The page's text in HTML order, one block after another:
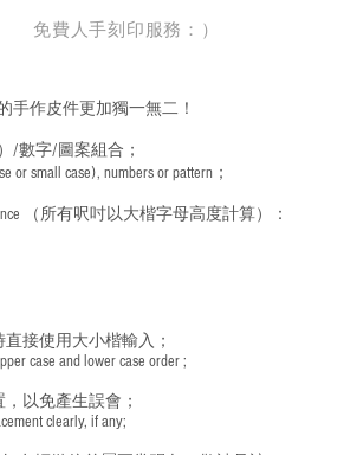
免費人手刻印服務：）
手作皮件更加獨一無二！
/數字/圖案組合；
or small case), numbers or pattern；
（所有呎吋以大楷字母高度計算）：
接使用大小楷輸入；
case and lower case order ;
以免產生誤會；
clearly, if any;